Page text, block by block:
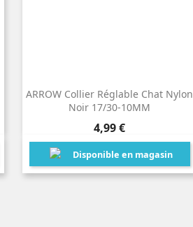
ARROW Collier Réglable Chat Nylon
Noir 17/30-10MM
Prix
4,99 €
Disponible en magasin